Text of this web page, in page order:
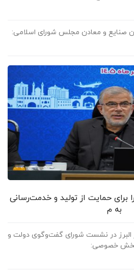
صنایع و معادن مجلس شورای اسلامی:
حمایت از تولید و خدمت‌رسانی
به م
البرز در نشست شورای گفت‌وگوی دولت و
خصوصی: